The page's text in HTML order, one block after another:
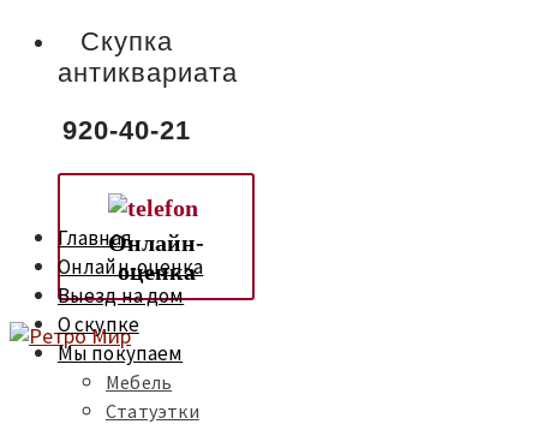
Скупка
антиквариата
920-40-21
Онлайн-
оценка
Главная
Онлайн-оценка
Выезд на дом
О скупке
Мы покупаем
Мебель
Статуэтки